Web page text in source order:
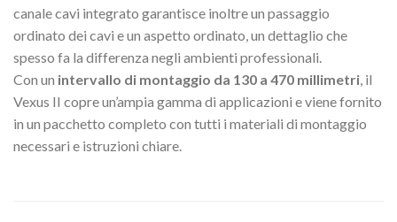
canale cavi integrato garantisce inoltre un passaggio
ordinato dei cavi e un aspetto ordinato, un dettaglio che
spesso fa la differenza negli ambienti professionali.
Con un intervallo di montaggio da 130 a 470 millimetri, il
Vexus II copre un’ampia gamma di applicazioni e viene fornito
in un pacchetto completo con tutti i materiali di montaggio
necessari e istruzioni chiare.